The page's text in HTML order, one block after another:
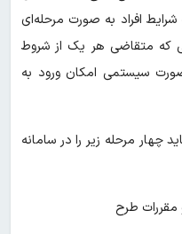
افراد به صورت مرحله‌ای
که متقاضی هر یک از شروط
سیستمی امکان ورود به
مرحله زیر را در سامانه
طرح